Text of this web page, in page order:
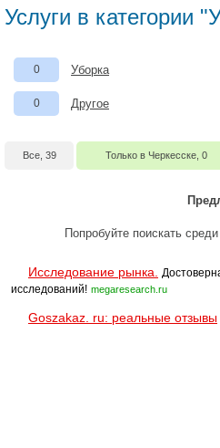
Услуги в категории
0 Уборка
0 Другое
Все, 39 Только в Черкесске, 0
Попробуйте поискать среди
Исследование рынка.
исследований! megaresearch.ru
Goszakaz. ru: реальные отзывы